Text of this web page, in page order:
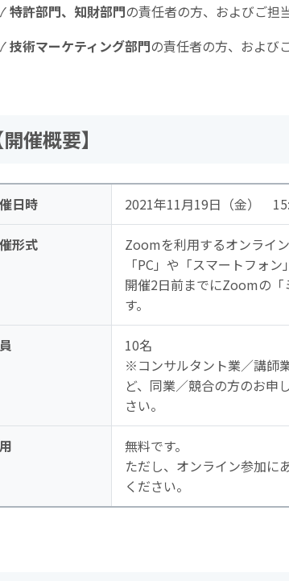
特許部門、知財部門の責任者の方、およびご担
技術マーケティング部門の責任者の方、および
開催概要】
日時 2021年11月19日（金）
形式
Zoomを利用するオンライン
「PC」や「スマートフォ
開催2日前までにZoomの「
す。
10名
※コンサルタント業／講師
ど、同業／競合の方のお申
さい。
無料です。
ただし、オンライン参加に
ください。